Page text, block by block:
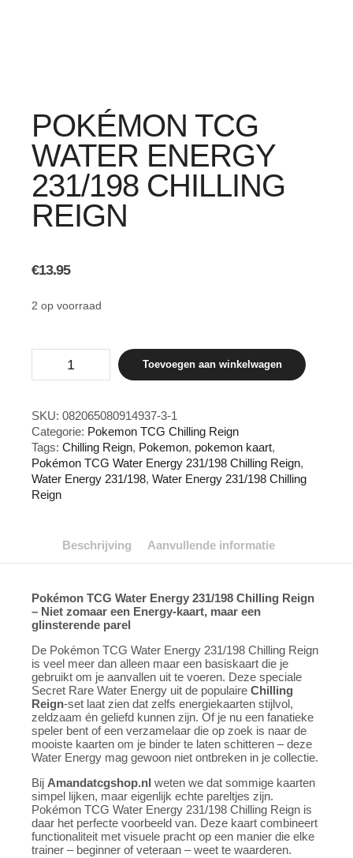
POKÉMON TCG
WATER ENERGY
231/198 CHILLING
REIGN
€13.95
2 op voorraad
Water
231/198
Chilling
Reign
aantal
Toevoegen aan winkelwagen
SKU: 082065080914937-3-1
Categorie: Pokemon TCG Chilling Reign
Tags: Chilling Reign, Pokemon, pokemon kaart,
Pokémon TCG Water Energy 231/198 Chilling Reign,
Water Energy 231/198, Water Energy 231/198 Chilling
Reign
Beschrijving Aanvullende informatie
Pokémon TCG Water Energy 231/198 Chilling Reign
– Niet zomaar een Energy-kaart, maar een
glinsterende parel
De Pokémon TCG Water Energy 231/198 Chilling Reign
is veel meer dan alleen maar een basiskaart die je
gebruikt om je aanvallen uit te voeren. Deze speciale
Secret Rare Water Energy uit de populaire Chilling
Reign-set laat zien dat zelfs energiekaarten stijlvol,
zeldzaam én geliefd kunnen zijn. Of je nu een fanatieke
speler bent of een verzamelaar die op zoek is naar de
mooiste kaarten om je binder te laten schitteren – deze
Water Energy mag gewoon niet ontbreken in je collectie.
Bij Amandatcgshop.nl weten we dat sommige kaarten
simpel lijken, maar eigenlijk echte pareltjes zijn.
Pokémon TCG Water Energy 231/198 Chilling Reign is
daar het perfecte voorbeeld van. Deze kaart combineert
functionaliteit met visuele pracht op een manier die elke
trainer – beginner of veteraan – weet te waarderen.